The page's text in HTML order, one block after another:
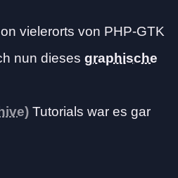
vielerorts von PHP-GTK
nun dieses graphische
Tutorials war es gar